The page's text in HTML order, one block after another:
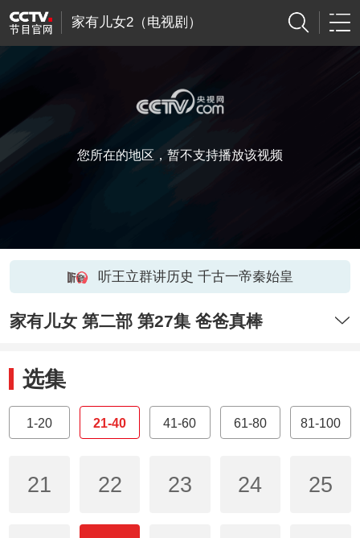
家有儿女2（电视剧）
您所在的地区，暂不支持播放该视频
听王立群讲历史 千古一帝秦始皇
家有儿女 第二部 第27集 爸爸真棒
选集
1-20 21-40 41-60 61-80 81-100
21 22 23 24 25